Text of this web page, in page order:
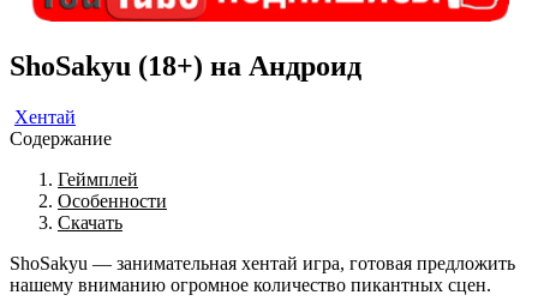
ShoSakyu (18+) на Андроид
Хентай
Содержание
Геймплей
Особенности
Скачать
ShoSakyu — занимательная хентай игра, готовая предложить
нашему вниманию огромное количество пикантных сцен.